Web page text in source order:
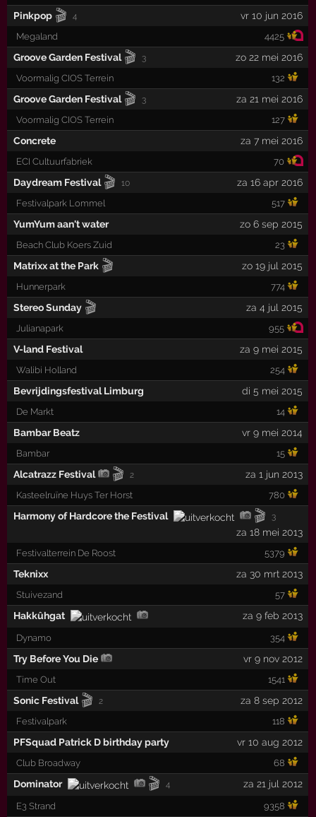
Pinkpop 🎬 4 vr 10 jun 2016
Megaland 4425
Groove Garden Festival 🎬 3 zo 22 mei 2016
Voormalig CIOS Terrein 132
Groove Garden Festival 🎬 3 za 21 mei 2016
Voormalig CIOS Terrein 127
Concrete za 7 mei 2016
ECI Cultuurfabriek 70
Daydream Festival 🎬 10 za 16 apr 2016
Festivalpark Lommel 517
YumYum aan't water zo 6 sep 2015
Beach Club Koers Zuid 23
Matrixx at the Park 🎬 zo 19 jul 2015
Hunnerpark 774
Stereo Sunday 🎬 za 4 jul 2015
Julianapark 955
V-land Festival za 9 mei 2015
Walibi Holland 254
Bevrijdingsfestival Limburg di 5 mei 2015
De Markt 14
Bambar Beatz vr 9 mei 2014
Bambar 15
Alcatrazz Festival 🎬 2 za 1 jun 2013
Kasteelruïne Huys Ter Horst 780
Harmony of Hardcore the Festival 🎬 3
za 18 mei 2013
Festivalterrein De Roost 5379
Teknixx za 30 mrt 2013
Stuivezand 57
Hakkûhgat za 9 feb 2013
Dynamo 354
Try Before You Die vr 9 nov 2012
Time Out 1541
Sonic Festival 🎬 2 za 8 sep 2012
Festivalpark 118
PFSquad Patrick D birthday party vr 10 aug 2012
Club Broadway 68
Dominator 🎬 4 za 21 jul 2012
E3 Strand 9358